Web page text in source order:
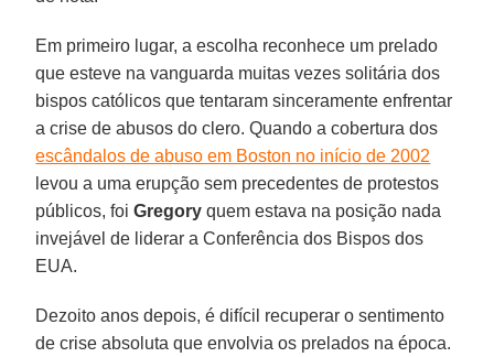
Em primeiro lugar, a escolha reconhece um prelado
que esteve na vanguarda muitas vezes solitária dos
bispos católicos que tentaram sinceramente enfrentar
a crise de abusos do clero. Quando a cobertura dos
escândalos de abuso em Boston no início de 2002
levou a uma erupção sem precedentes de protestos
públicos, foiGregory quem estava na posição nada
invejável de liderar a Conferência dos Bispos dos
EUA.
Dezoito anos depois, é difícil recuperar o sentimento
de crise absoluta que envolvia os prelados na época.